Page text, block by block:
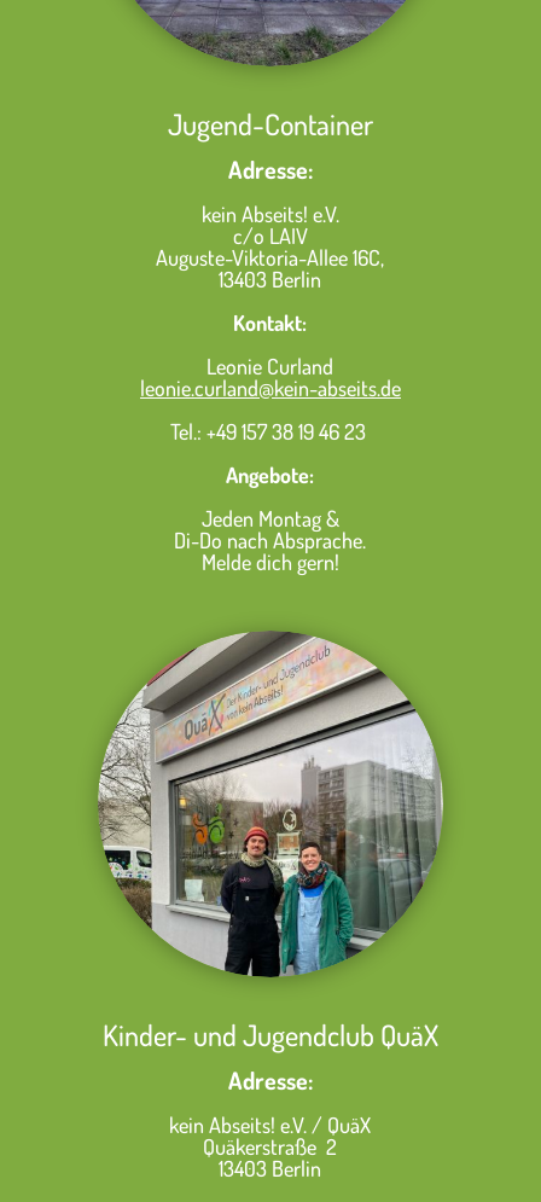
Jugend-Container
Adresse:
kein Abseits! e.V.
c/o LAIV
Auguste-Viktoria-Allee 16C,
13403 Berlin
Kontakt:
Leonie Curland
leonie.curland@kein-abseits.de
Tel.: +49 157 38 19 46 23
Angebote:
Jeden Montag &
Di-Do nach Absprache.
Melde dich gern!
Kinder- und Jugendclub QuäX
Adresse:
kein Abseits! e.V. / QuäX
Quäkerstraße 2
13403 Berlin